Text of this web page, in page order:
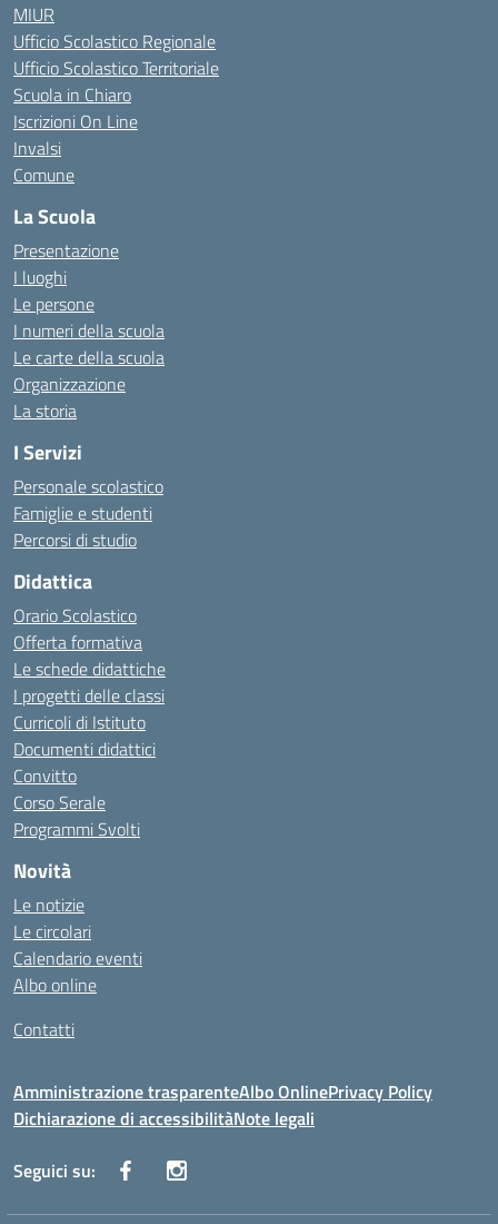
MIUR
Ufficio Scolastico Regionale
Ufficio Scolastico Territoriale
Scuola in Chiaro
Iscrizioni On Line
Invalsi
Comune
La Scuola
Presentazione
I luoghi
Le persone
I numeri della scuola
Le carte della scuola
Organizzazione
La storia
I Servizi
Personale scolastico
Famiglie e studenti
Percorsi di studio
Didattica
Orario Scolastico
Offerta formativa
Le schede didattiche
I progetti delle classi
Curricoli di Istituto
Documenti didattici
Convitto
Corso Serale
Programmi Svolti
Novità
Le notizie
Le circolari
Calendario eventi
Albo online
Contatti
Amministrazione trasparenteAlbo OnlinePrivacy Policy
Dichiarazione di accessibilitàNote legali
Seguici su: